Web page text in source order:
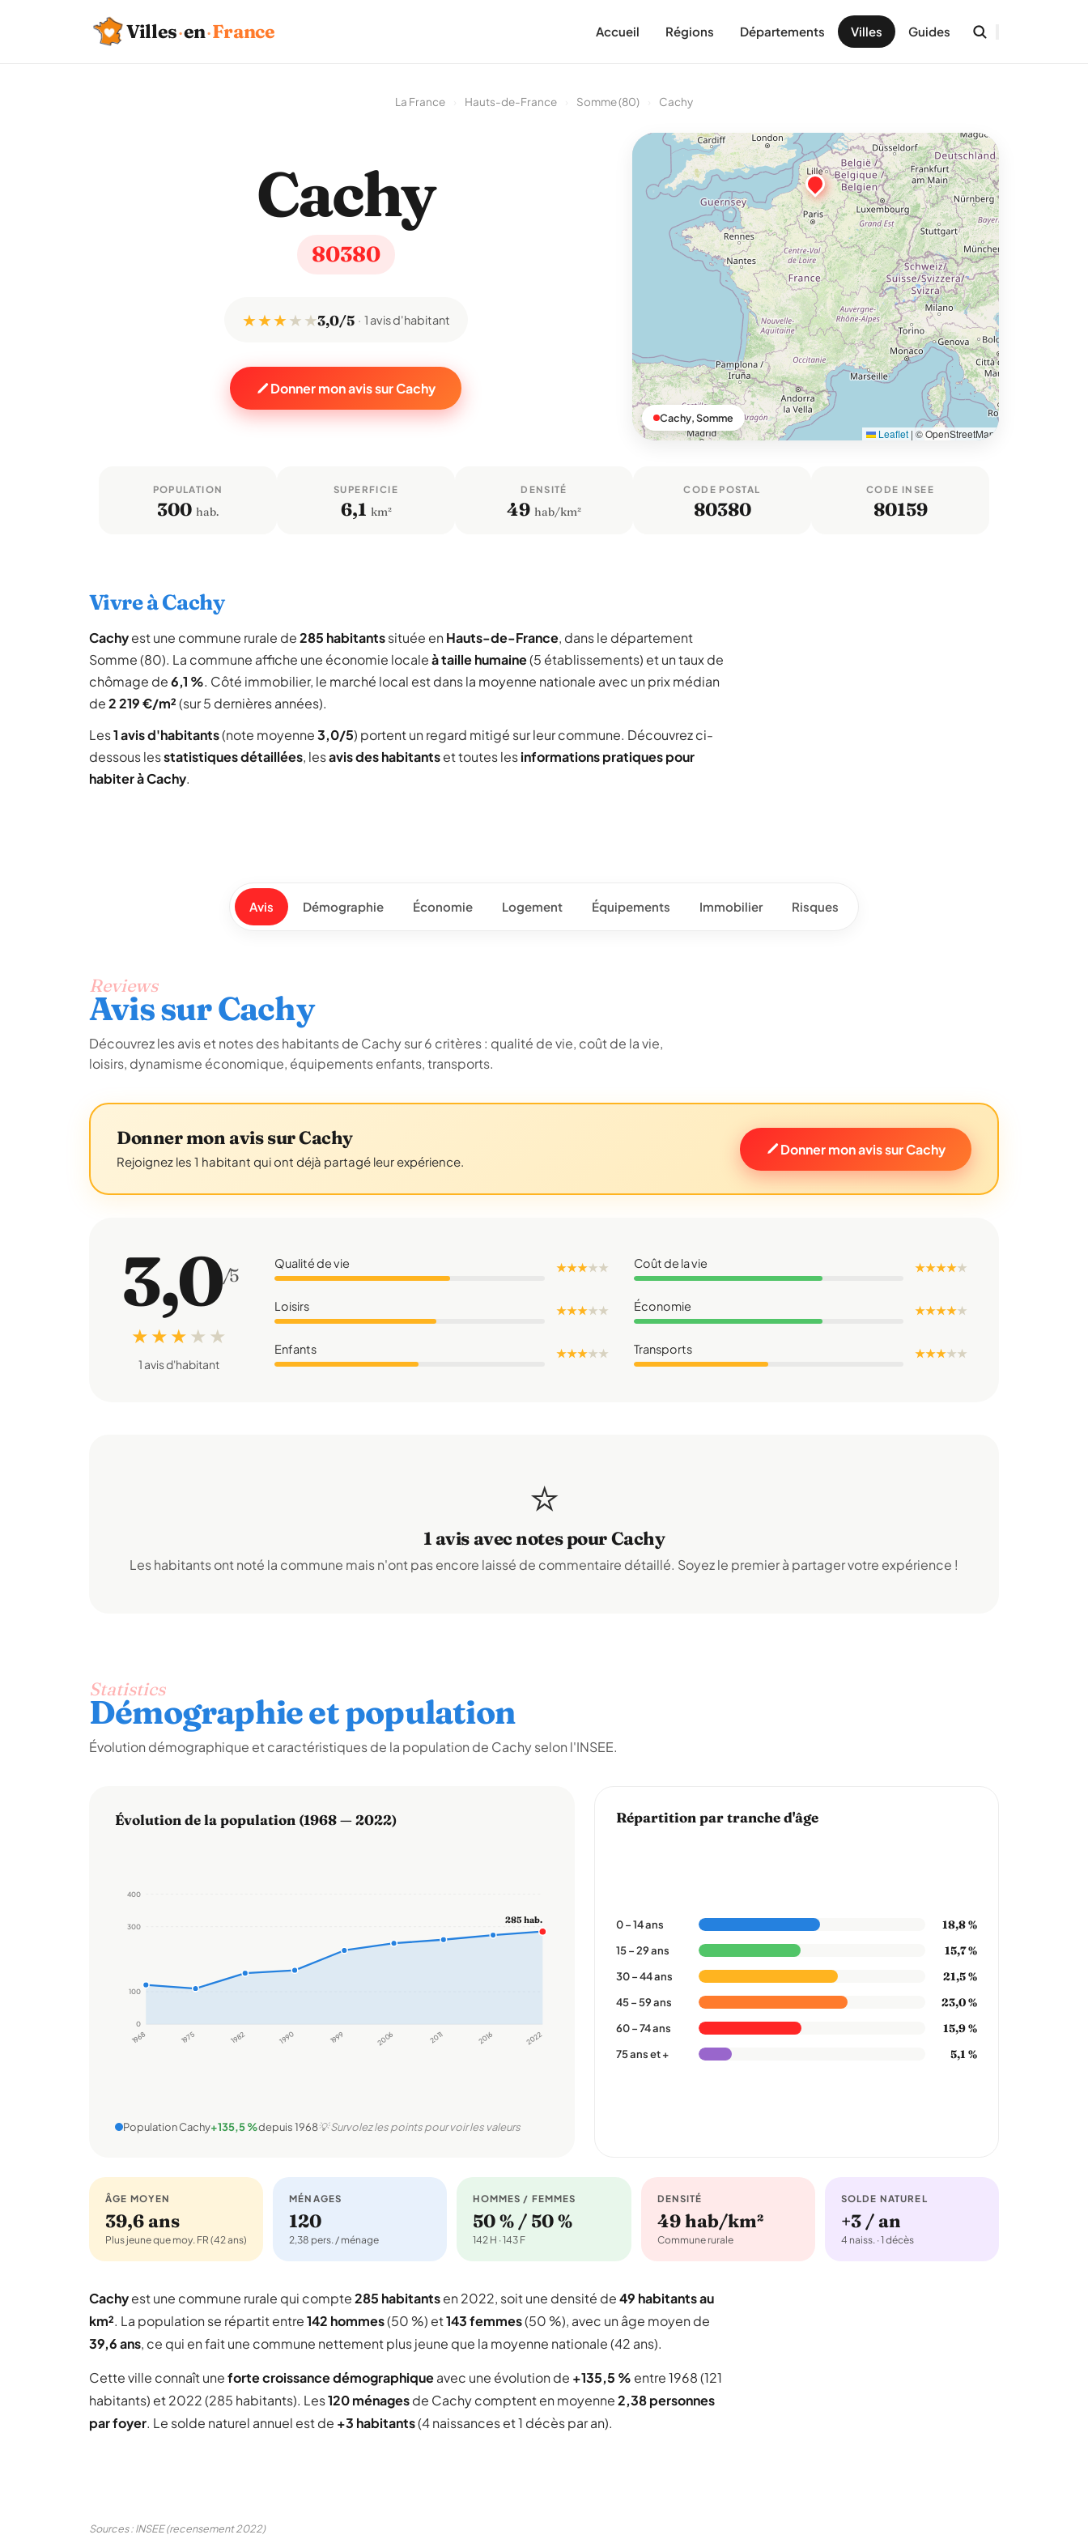
Villes·en·France Accueil Régions Départements Villes Guides
La France Hauts-de-France Somme (80) Cachy
Cachy
80380
★ ★ ★★ ★3,0/5 1 avis d'habitant
Donner mon avis sur Cachy
Leaflet | © OpenStreetMap
Cachy, Somme
POPULATION
300 hab.
SUPERFICIE
6,1 km²
DENSITÉ
49 hab/km²
CODE POSTAL
80380
CODE INSEE
80159
Vivre à Cachy
Cachyest une commune rurale de285 habitantssituée en Hauts-de-France, dans le département
Somme (80). La commune affiche une économie localeà taille humaine(5 établissements) et un taux de
chômage de6,1 %. Côté immobilier, le marché local est dans la moyenne nationale avec un prix médian
de2 219 €/m²(sur 5 dernières années).
Les1 avis d'habitants(note moyenne3,0/5) portent un regard mitigé sur leur commune. Découvrez ci-
dessous lesstatistiques détaillées, lesavis des habitantset toutes lesinformations pratiques pour
habiter à Cachy.
Avis Démographie Économie Logement Équipements Immobilier Risques
Reviews
Avis sur Cachy
Découvrez les avis et notes des habitants de Cachy sur 6 critères : qualité de vie, coût de la vie,
loisirs, dynamisme économique, équipements enfants, transports.
Donner mon avis sur Cachy
Rejoignez les 1 habitant qui ont déjà partagé leur expérience.
Donner mon avis sur Cachy
3,0/5
★ ★ ★ ★ ★
1 avis d'habitant
Qualité de vie ★ ★ ★★★ Coût de la vie ★ ★ ★ ★★
Loisirs ★ ★ ★★★ Économie ★ ★ ★ ★★
Enfants ★ ★ ★★★ Transports ★ ★ ★★★
⭐
1 avis avec notes pour Cachy
Les habitants ont noté la commune mais n'ont pas encore laissé de commentaire détaillé. Soyez le premier à partager votre expérience !
Statistics
Démographie et population
Évolution démographique et caractéristiques de la population de Cachy selon l'INSEE.
Évolution de la population (1968 — 2022)
0
100
300
400
1968 1975 1982 1990 1999 2006 2011 2016 2022
285 hab.
Population Cachy+135,5 %depuis 1968💡 Survolez les points pour voir les valeurs
Répartition par tranche d'âge
0 – 14 ans 18,8 %
15 – 29 ans 15,7 %
30 – 44 ans 21,5 %
45 – 59 ans 23,0 %
60 – 74 ans 15,9 %
75 ans et + 5,1 %
ÂGE MOYEN
39,6 ans
Plus jeune que moy. FR (42 ans)
MÉNAGES
120
2,38 pers. / ménage
HOMMES / FEMMES
50 % / 50 %
142 H · 143 F
DENSITÉ
49 hab/km²
Commune rurale
SOLDE NATUREL
+3 / an
4 naiss. · 1 décès
Cachyest une commune rurale qui compte285 habitantsen 2022, soit une densité de49 habitants au
km². La population se répartit entre142 hommes(50 %) et143 femmes(50 %), avec un âge moyen de
39,6 ans, ce qui en fait une commune nettement plus jeune que la moyenne nationale (42 ans).
Cette ville connaît uneforte croissance démographiqueavec une évolution de +135,5 % entre 1968 (121
habitants) et 2022 (285 habitants). Les120 ménagesde Cachy comptent en moyenne2,38 personnes
par foyer. Le solde naturel annuel est de +3 habitants(4 naissances et 1 décès par an).
Sources : INSEE (recensement 2022)